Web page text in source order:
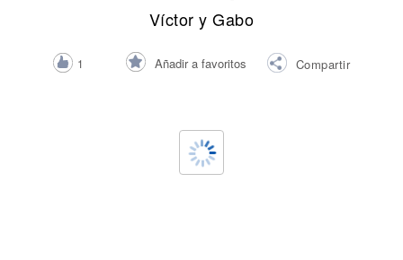
Víctor y Gabo
1 Añadir a favoritos Compartir